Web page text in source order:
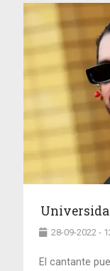
28-09-2022 -
El cantante